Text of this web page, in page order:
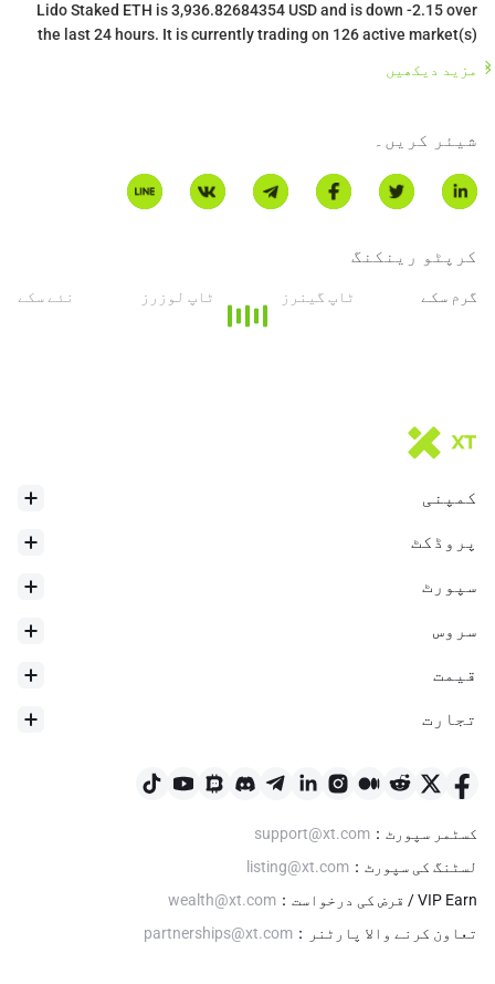
24h ہائی
Lido Staked ETH is 3,936.82684354 USD and is down -2.15 over
the last 24 hours. It is currently trading on 126 active market(s)
information can be found at https://lido.fi/.
مزید دیکھیں
شیئر کریں۔
کرپٹو رینکنگ
گرم سکے ٹاپ گینرز ٹاپ لوزرز نئے سکے
کمپنی
پروڈکٹ
سپورٹ
سروس
قیمت
تجارت
کسٹمر سپورٹ ：
support@xt.com
لسٹنگ کی سپورٹ ：
listing@xt.com
VIP Earn / قرض کی درخواست
：
wealth@xt.com
تعاون کرنے والا پارٹنر
：
partnerships@xt.com